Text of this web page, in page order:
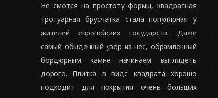
Не смотря на простоту формы, квадратная
тротуарная брусчатка стала популярная у
жителей европейских государств. Даже
самый обыденный узор из нее, обрамленный
бордюрным камне начинаем выглядеть
дорого. Плитка в виде квадрата хорошо
подходит для покрытия очень больших